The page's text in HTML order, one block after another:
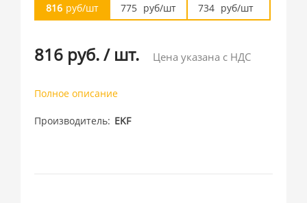
816 руб/шт
775 руб/шт
734 руб/шт
816 руб./ шт. Цена указана с НДС
Полное описание
Производитель EKF